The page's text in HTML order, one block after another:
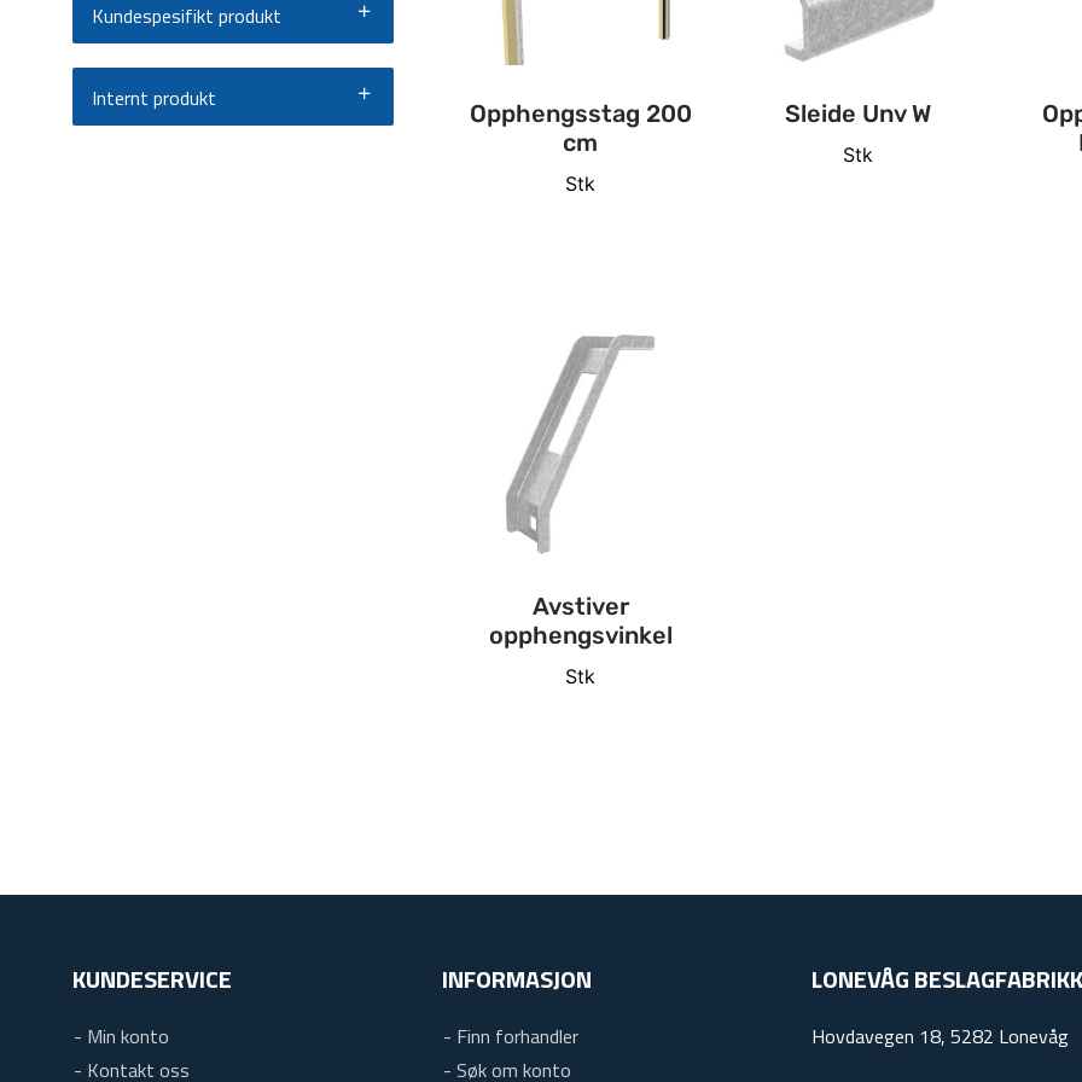
Kundespesifikt produkt
Internt produkt
Opphengsstag 200
cm
Stk
Sleide Unv W
Stk
Avstiver
opphengsvinkel
Stk
KUNDESERVICE
- Min konto
- Kontakt oss
INFORMASJON
- Finn forhandler
- Søk om konto
LONEVÅG
Hovdavegen 18, 5282 Lonevåg